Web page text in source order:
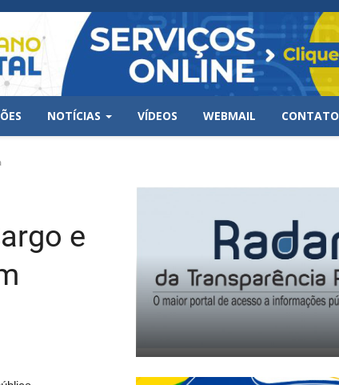
NOTÍCIAS VÍDEOS WEBMAIL CONTATO
e